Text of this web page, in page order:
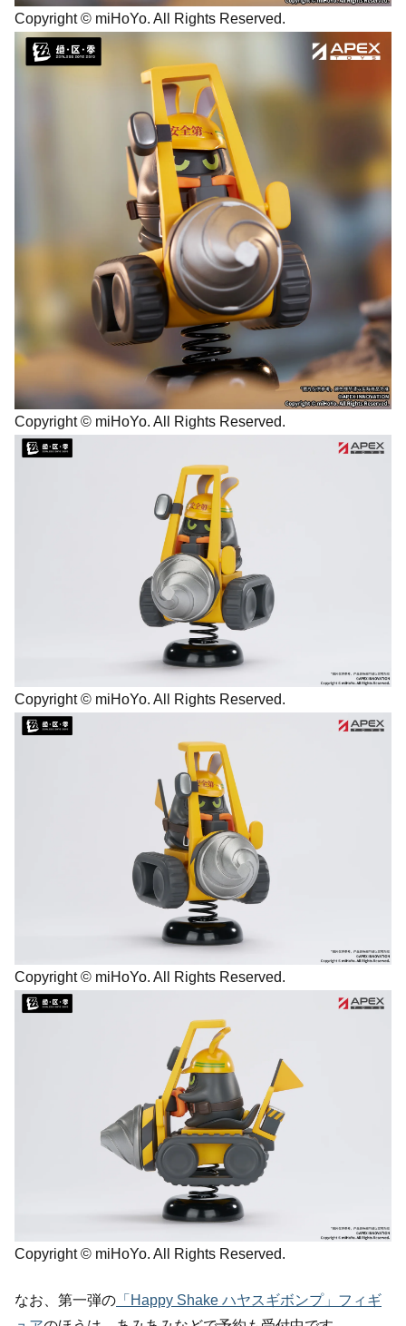
Copyright © miHoYo. All Rights Reserved.
Copyright © miHoYo. All Rights Reserved.
Copyright © miHoYo. All Rights Reserved.
Copyright © miHoYo. All Rights Reserved.
Copyright © miHoYo. All Rights Reserved.
なお、第一弾の 「Happy Shake ハヤスギボンプ」フィギ